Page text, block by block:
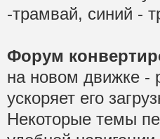
-трамвай, синий -
Форум
на новом движке -
ускоряет его
Некоторые темы